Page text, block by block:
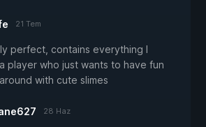
21 Tem
perfect, contains everything I
player who just wants to have fun
with cute slimes
28 Haz